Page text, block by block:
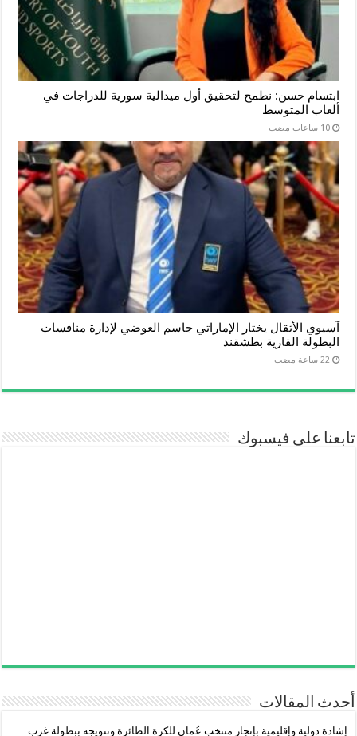
ابتسام حسن: نطمح لتحقيق أول ميدالية سورية للدراجات في
ألعاب المتوسط
‏10 ساعات مضت
آسيوي الأثقال يختار الإماراتي جاسم العوضي لإدارة منافسات
البطولة القارية بطشقند
تابعنا على فيسبوك
أحدث المقالات
إشادة دولية وإقليمية بإنجاز منتخب عُمان للكرة الطائرة وتتويجه ببطولة غرب